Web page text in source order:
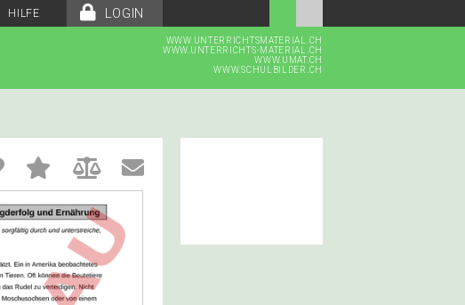
LOGIN
HILFE
WWW.UNTERRICHTSMATERIAL.CH
WWW.UNTERRICHTS-MATERIAL.CH
WWW.UMAT.CH
WWW.SCHULBILDER.CH